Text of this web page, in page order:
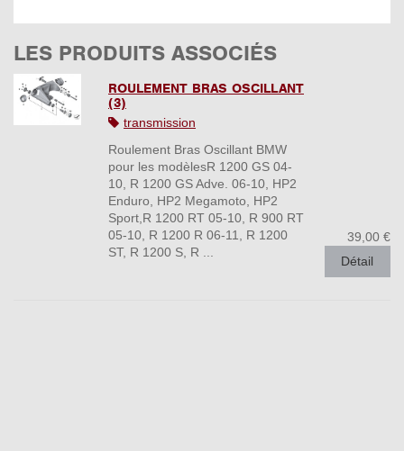
LES PRODUITS ASSOCIÉS
ROULEMENT BRAS OSCILLANT
(3)
transmission
Roulement Bras Oscillant BMW
pour les modèlesR 1200 GS 04-
10, R 1200 GS Adve. 06-10, HP2
Enduro, HP2 Megamoto, HP2
Sport,R 1200 RT 05-10, R 900 RT
05-10, R 1200 R 06-11, R 1200
ST, R 1200 S, R ...
39,00 €
Détail